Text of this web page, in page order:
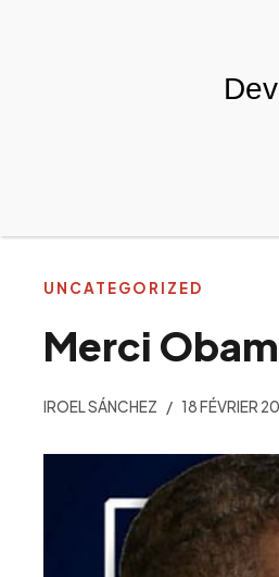
Merci
IROEL SÁNCHEZ 18 FÉVRIER
UNCATEGORIZED